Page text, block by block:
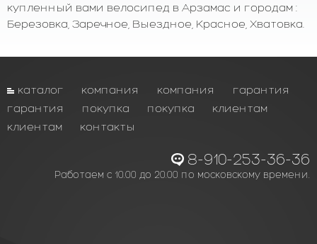
купленный вами велосипед в Арзамас и городам :
Березовка, Заречное, Выездное, Красное, Хватовка.
каталог компания компания
гарантия
гарантия
покупка покупка
клиентам
клиентам
контакты
8-910-253-36-36
Работаем с 10.00 до 20.00 по московскому времени.